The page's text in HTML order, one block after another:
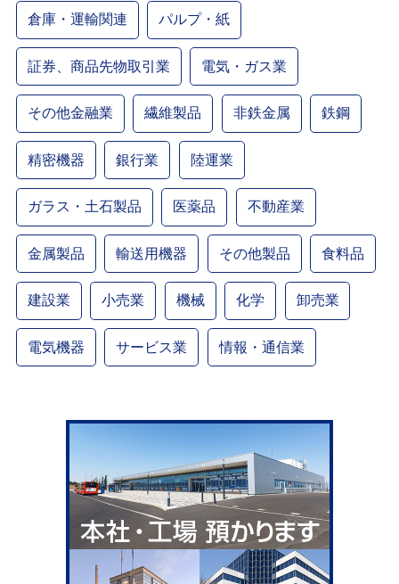
倉庫・運輸関連 パルプ・紙
証券、商品先物取引業 電気・ガス業
その他金融業 繊維製品 非鉄金属 鉄鋼
精密機器 銀行業 陸運業
ガラス・土石製品 医薬品 不動産業
金属製品 輸送用機器 その他製品 食料品
建設業 小売業 機械 化学 卸売業
電気機器 サービス業 情報・通信業